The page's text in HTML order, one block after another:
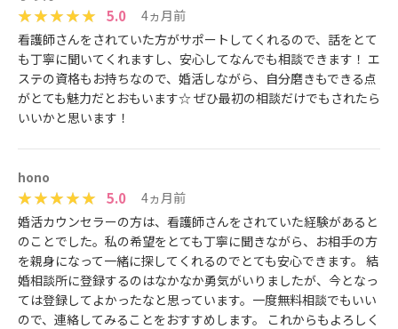
5.0
4ヵ月前
看護師さんをされていた方がサポートしてくれるので、話をとて
も丁寧に聞いてくれますし、安心してなんでも相談できます！ エ
ステの資格もお持ちなので、婚活しながら、自分磨きもできる点
がとても魅力だとおもいます☆ ぜひ最初の相談だけでもされたら
いいかと思います！
hono
5.0
4ヵ月前
婚活カウンセラーの方は、看護師さんをされていた経験があると
のことでした。私の希望をとても丁寧に聞きながら、お相手の方
を親身になって一緒に探してくれるのでとても安心できます。 結
婚相談所に登録するのはなかなか勇気がいりましたが、今となっ
ては登録してよかったなと思っています。一度無料相談でもいい
ので、連絡してみることをおすすめします。 これからもよろしく